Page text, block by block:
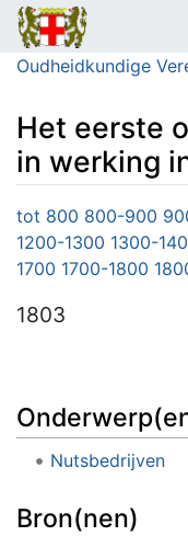
Oudheidkundige
Het eerste
in werking
Ga naar: navigatie ,
tot 800 800-900
1200-1300 1300-
1700 1700-1800
1803
Nutsbedrijven
Bron(nen)